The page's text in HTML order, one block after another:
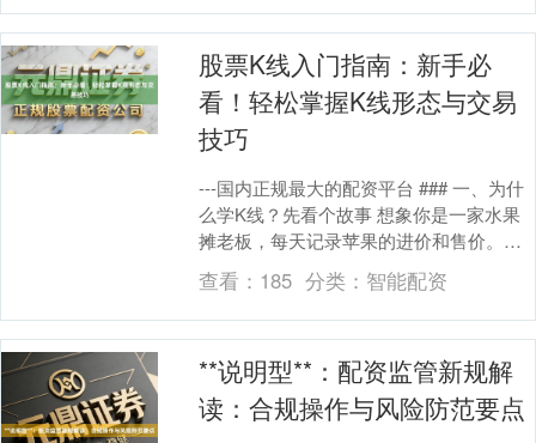
股票K线入门指南：新手必
看！轻松掌握K线形态与交易
技巧
---国内正规最大的配资平台 ### 一、为什
么学K线？先看个故事 想象你是一家水果
摊老板，每天记录苹果的进价和售价。某
天发现，连续三天价格像坐滑梯一样下
跌，第....
查看： 185 分类： 智能配资
**说明型**：配资监管新规解
读：合规操作与风险防范要点